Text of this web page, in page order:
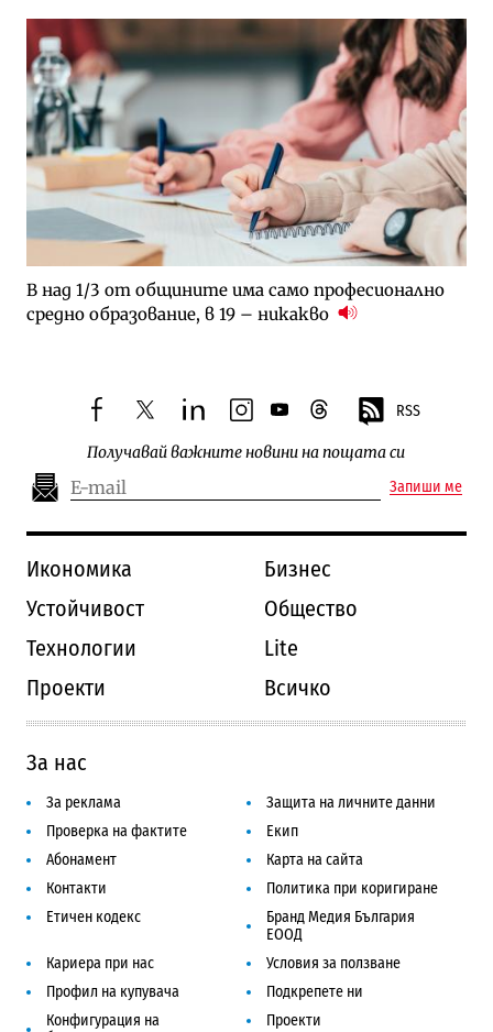
В над 1/3 от общините има само професионално
средно образование, в 19 – никакво
facebooktwitterlinkedininstagram
youtubethreads RSS
Получавай важните новини на пощата си
Запиши ме
Икономика
Бизнес
Устойчивост
Общество
Технологии
Lite
Проекти
Всичко
За нас
За реклама
Защита на личните данни
Проверка на фактите
Екип
Абонамент
Карта на сайта
Контакти
Политика при коригиране
Етичен кодекс
Бранд Медия България
ЕООД
Кариера при нас
Условия за ползване
Профил на купувача
Подкрепете ни
Конфигурация на
Проекти